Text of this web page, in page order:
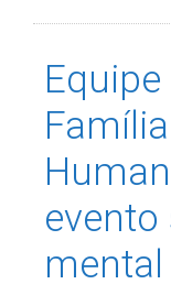
evento